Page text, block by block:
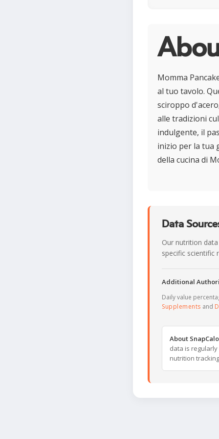
Momma
al tuo tavolo.
sciroppo
alle tradizioni
indulgente, il
inizio per la tua
della cucina di
Data
Our nutrition
specific scientific
Additional
Daily value
Supplements and
About
data is
nutrition